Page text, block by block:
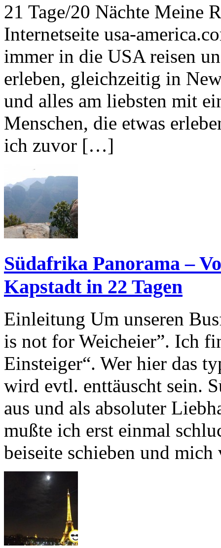
21 Tage/20 Nächte Meine
Internetseite usa-
immer in die USA reisen
erleben, gleichzeitig in
und alles am liebsten mit
Menschen, die etwas
ich zuvor […]
Südafrika Panorama –
Kapstadt in 22 Tagen
Einleitung Um unseren
is not for Weicheier”. Ich
Einsteiger“. Wer hier das
wird evtl. enttäuscht sein.
aus und als absoluter
mußte ich erst einmal
beiseite schieben und